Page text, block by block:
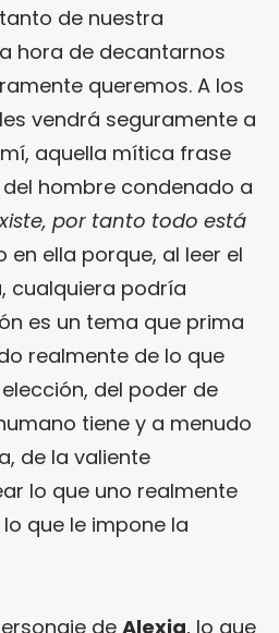
de nuestra
hora de decantarnos
queremos. A los
les vendrá seguramente a
aquella mítica frase
hombre condenado a
por tanto todo está
en ella porque, al leer el
cualquiera podría
es un tema que prima
realmente de lo que
del poder de
tiene y a menudo
de la valiente
lo que uno realmente
que le impone la
de Alexia, lo que